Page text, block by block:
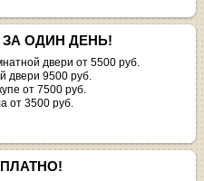
ОДИН ДЕНЬ!
двери от 5500 руб.
двери 9500 руб.
от 7500 руб.
от 3500 руб.